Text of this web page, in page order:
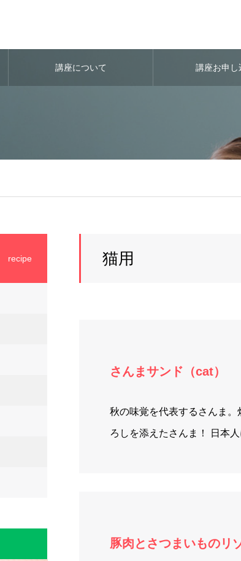
講座について 講座お申し
猫用
さんまサンド（cat）
秋の味覚を代表するさんま
ろしを添えたさんま！ 日本
豚肉とさつまいものリ
recipe